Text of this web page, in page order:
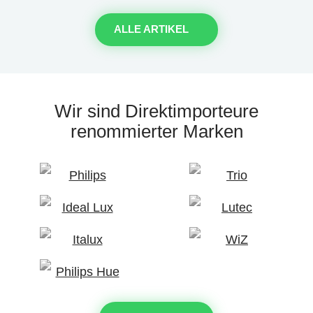
ALLE ARTIKEL
Wir sind Direktimporteure
renommierter Marken